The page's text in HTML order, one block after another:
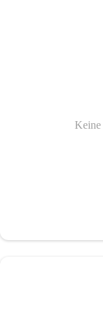
Keine